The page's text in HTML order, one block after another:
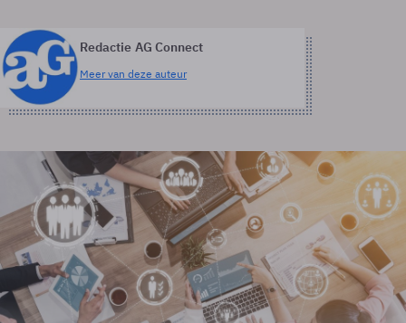
Redactie AG Connect
Meer van deze auteur